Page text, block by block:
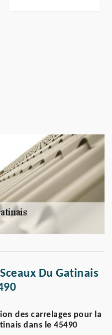
Du Gatinais
des carrelages pour la
dans le 45490